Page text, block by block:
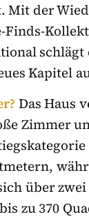
Mit der
Finds-
schlägt
Kapitel
Das Haus
Zimmer
über zwei
zu 370